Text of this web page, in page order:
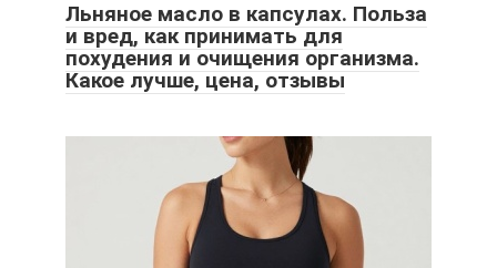
Льняное масло в капсулах. Польза
и вред, как принимать для
похудения и очищения организма.
Какое лучше, цена, отзывы